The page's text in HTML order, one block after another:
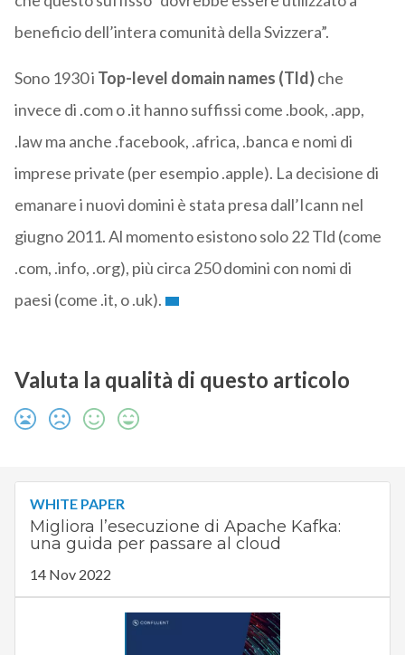
beneficio dell’intera comunità della Svizzera”.
Sono 1930 i Top-level domain names (Tld)che
invece di .com o .it hanno suffissi come .book, .app,
.law ma anche .facebook, .africa, .banca e nomi di
imprese private (per esempio .apple). La decisione di
emanare i nuovi domini è stata presa dall’Icann nel
giugno 2011. Al momento esistono solo 22 Tld (come
.com, .info, .org), più circa 250 domini con nomi di
paesi (come .it, o .uk).
Valuta la qualità di questo articolo
WHITE PAPER
Migliora l’esecuzione di Apache Kafka:
una guida per passare al cloud
14 Nov 2022